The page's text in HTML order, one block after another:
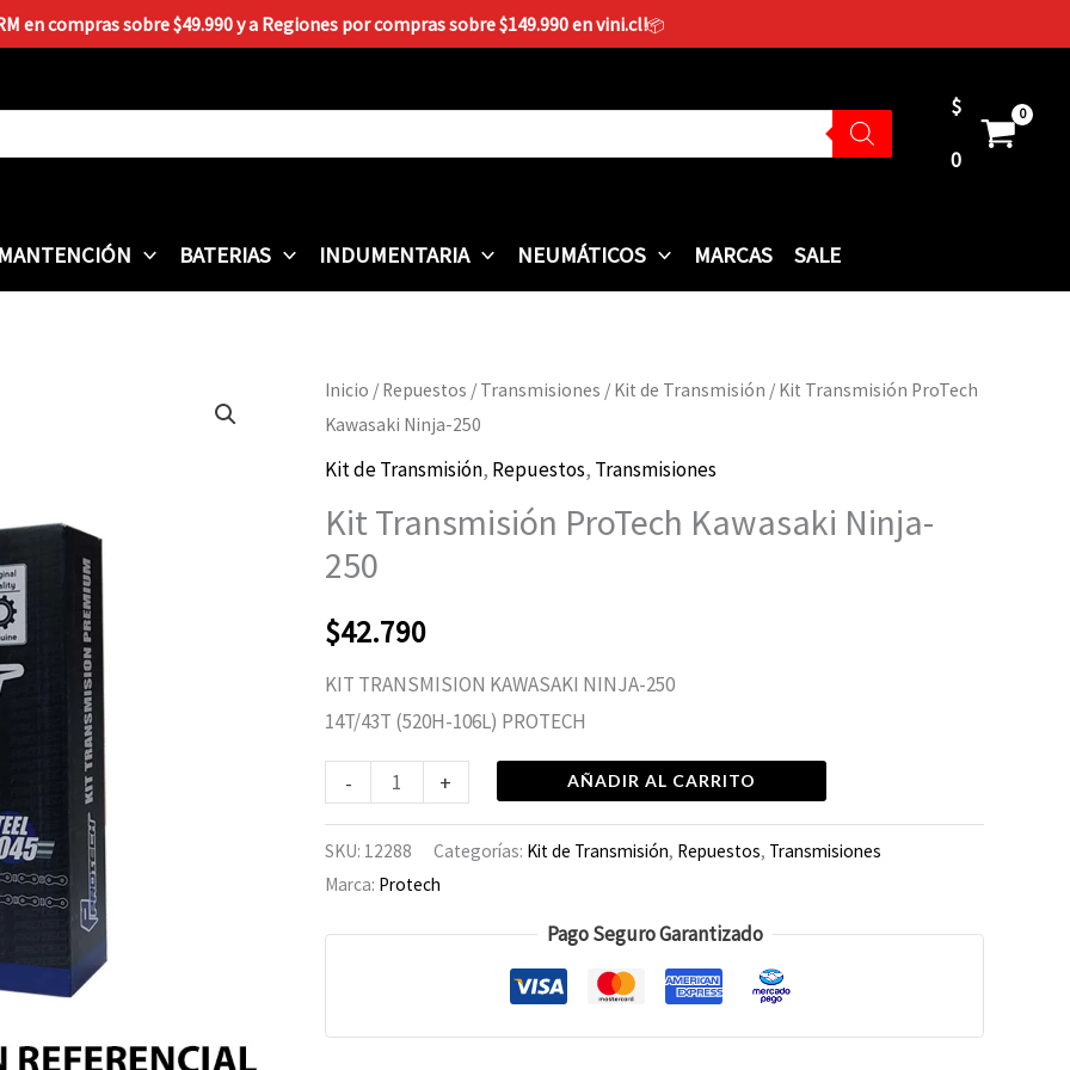
en compras sobre $49.990 y a Regiones por compras sobre $149.990 en vini.cl!📦
$
0
MANTENCIÓN BATERIAS INDUMENTARIA NEUMÁTICOS MARCAS SALE
Inicio / Repuestos / Transmisiones / Kit de Transmisión / Kit Transmisión ProTech
Kawasaki Ninja-250
Kit de Transmisión, Repuestos, Transmisiones
Kit Transmisión ProTech Kawasaki Ninja-
250
$42.790
KIT TRANSMISION KAWASAKI NINJA-250
14T/43T (520H-106L) PROTECH
-
Kit
Transmisión
ProTech
Ninja-
250
+ AÑADIR AL CARRITO
SKU: 12288 Categorías: Kit de Transmisión, Repuestos, Transmisiones
Marca: Protech
Pago Seguro Garantizado